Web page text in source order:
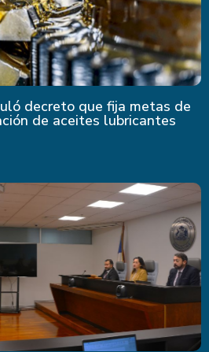
decreto que fija metas de
de aceites lubricantes